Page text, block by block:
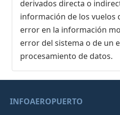
derivados directa o
información de los vuelos
error en la información
error del sistema o de un
procesamiento de datos.
INFOAEROPUERTO